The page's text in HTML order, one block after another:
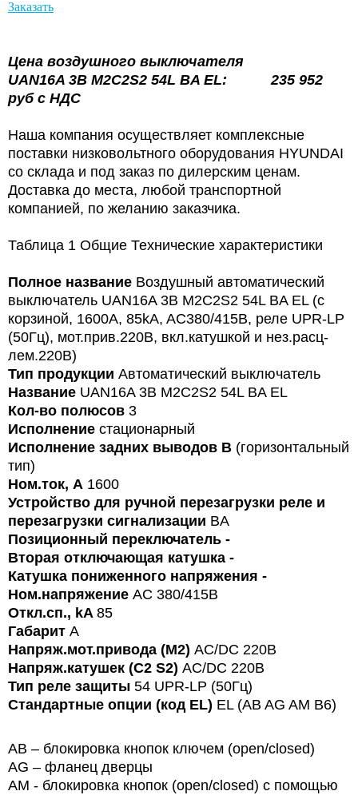
Заказать
Цена воздушного выключателя
UAN16A 3B M2C2S2 54L BA EL: 235 952
руб с НДС
Наша компания осуществляет комплексные
поставки низковольтного оборудования HYUNDAI
со склада и под заказ по дилерским ценам.
Доставка до места, любой транспортной
компанией, по желанию заказчика.
Таблица 1 Общие Технические характеристики
Полное название Воздушный автоматический
выключатель UAN16A 3B M2C2S2 54L BA EL (с
корзиной, 1600А, 85kA, AC380/415В, реле UPR-LP
(50Гц), мот.прив.220В, вкл.катушкой и нез.расц-
лем.220В)
Тип продукции Автоматический выключатель
Название UAN16A 3B M2C2S2 54L BA EL
Кол-во полюсов 3
Исполнение стационарный
Исполнение задних выводов B (горизонтальный
тип)
Ном.ток, А 1600
Устройство для ручной перезагрузки реле и
перезагрузки сигнализации BA
Позиционный переключатель -
Вторая отключающая катушка -
Катушка пониженного напряжения -
Ном.напряжение AC 380/415В
Откл.сп., kA 85
Габарит A
Напряж.мот.привода (M2) AC/DC 220B
Напряж.катушек (С2 S2) AC/DC 220В
Тип реле защиты 54 UPR-LP (50Гц)
Стандартные опции (код EL) EL (AB AG AM B6)
AB – блокировка кнопок ключем (open/closed)
AG – фланец дверцы
AM - блокировка кнопок (open/closed) с помощью